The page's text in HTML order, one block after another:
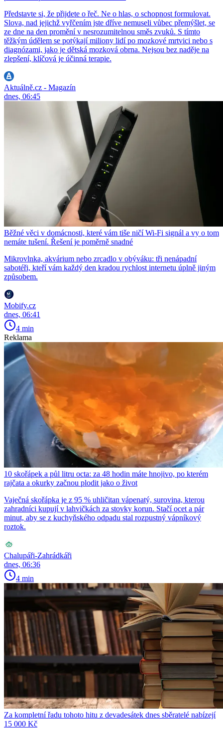
Představte si, že přijdete o řeč. Ne o hlas, o schopnost formulovat.
Slova, nad jejichž vyřčením jste dříve nemuseli vůbec přemýšlet, se
ze dne na den promění v nesrozumitelnou směs zvuků. S tímto
těžkým údělem se potýkají miliony lidí po mozkové mrtvici nebo s
diagnózami, jako je dětská mozková obrna. Nejsou bez naděje na
zlepšení, klíčová je účinná terapie.
Aktuálně.cz - Magazín
dnes, 06:45
Běžné věci v domácnosti, které vám tiše ničí Wi-Fi signál a vy o tom
nemáte tušení. Řešení je poměrně snadné
Mikrovlnka, akvárium nebo zrcadlo v obýváku: tři nenápadní
sabotéři, kteří vám každý den kradou rychlost internetu úplně jiným
způsobem.
Mobify.cz
dnes, 06:41
4 min
Reklama
10 skořápek a půl litru octa: za 48 hodin máte hnojivo, po kterém
rajčata a okurky začnou plodit jako o život
Vaječná skořápka je z 95 % uhličitan vápenatý, surovina, kterou
zahradníci kupují v lahvičkách za stovky korun. Stačí ocet a pár
minut, aby se z kuchyňského odpadu stal rozpustný vápníkový
roztok.
Chalupáři-Zahrádkáři
dnes, 06:36
4 min
Za kompletní řadu tohoto hitu z devadesátek dnes sběratelé nabízejí
15 000 Kč